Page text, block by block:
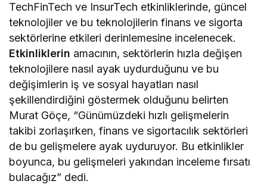
TechFinTech ve InsurTech etkinliklerinde, güncel
teknolojiler ve bu teknolojilerin finans ve sigorta
sektörlerine etkileri derinlemesine incelenecek.
Etkinliklerin amacının, sektörlerin hızla değişen
teknolojilere nasıl ayak uydurduğunu ve bu
değişimlerin iş ve sosyal hayatları nasıl
şekillendirdiğini göstermek olduğunu belirten
Murat Göçe, “Günümüzdeki hızlı gelişmelerin
takibi zorlaşırken, finans ve sigortacılık sektörleri
de bu gelişmelere ayak uyduruyor. Bu etkinlikler
boyunca, bu gelişmeleri yakından inceleme fırsatı
bulacağız” dedi.